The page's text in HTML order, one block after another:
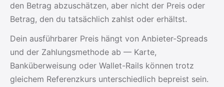
den Betrag abzuschätzen, aber nicht der Preis oder
Betrag, den du tatsächlich zahlst oder erhältst.
Dein ausführbarer Preis hängt von Anbieter-Spreads
und der Zahlungsmethode ab — Karte,
Banküberweisung oder Wallet-Rails können trotz
gleichem Referenzkurs unterschiedlich bepreist sein.